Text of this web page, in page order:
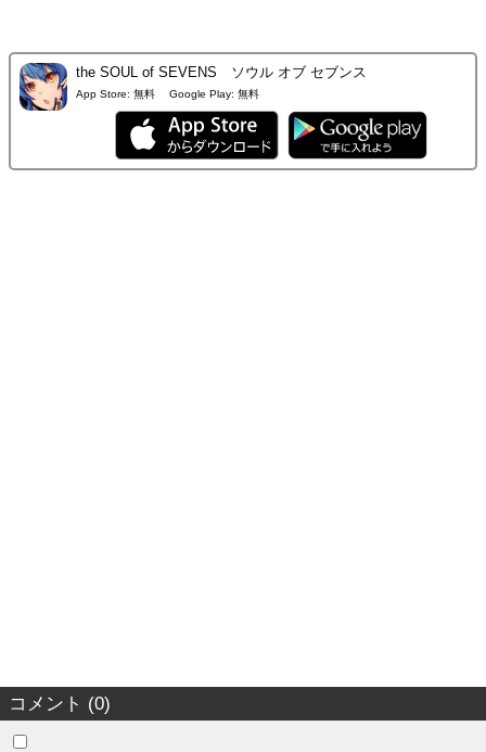
the SOUL of SEVENS ソウル オブ セブンス
App Store: 無料 Google Play: 無料
コメント (0)